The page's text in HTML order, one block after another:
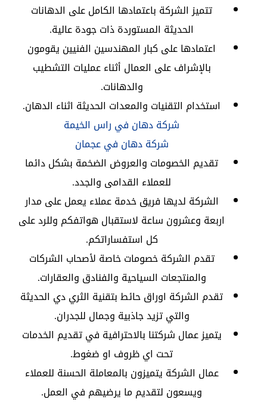
تتميز الشركة باعتمادها الكامل على الدهانات
الحديثة المستوردة ذات جودة عالية.
اعتمادها على كبار المهندسين الفنيين يقومون
بالإشراف على العمال أثناء عمليات التشطيب
والدهانات.
استخدام التقنيات والمعدات الحديثة اثناء الدهان.
شركة دهان في راس الخيمة
شركة دهان في عجمان
تقديم الخصومات والعروض الضخمة بشكل دائما
للعملاء القدامى والجدد.
الشركة لديها فريق خدمة عملاء يعمل على مدار
اربعة وعشرون ساعة لاستقبال هواتفكم وللرد على
كل استفساراتكم.
تقدم الشركة خصومات خاصة لأصحاب الشركات
والمنتجعات السياحية والفنادق والعقارات.
تقدم الشركة اوراق حائط بتقنية الثري دي الحديثة
والتي تزيد جاذبية وجمال للجدران.
يتميز عمال شركتنا بالاحترافية في تقديم الخدمات
تحت اي ظروف او ضغوط.
عمال الشركة يتميزون بالمعاملة الحسنة للعملاء
ويسعون لتقديم ما يرضيهم في العمل.